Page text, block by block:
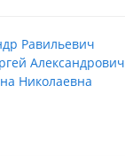
Равильевич
Александрович
Николаевна